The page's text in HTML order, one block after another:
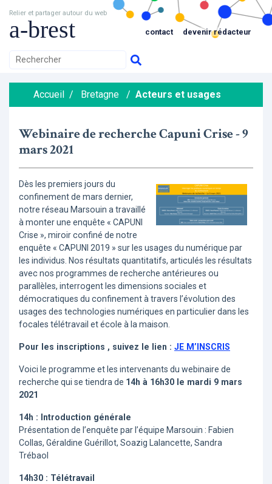
Relier et partager autour du web
a-brest contact devenir rédacteur
Accueil / Bretagne / Acteurs et usages
Webinaire de recherche Capuni Crise - 9
mars 2021
Dès les premiers jours du
confinement de mars dernier,
notre réseau Marsouin a travaillé
à monter une enquête « CAPUNI
Crise », miroir confiné de notre
enquête « CAPUNI 2019 » sur les usages du numérique par
les individus. Nos résultats quantitatifs, articulés les résultats
avec nos programmes de recherche antérieures ou
parallèles, interrogent les dimensions sociales et
démocratiques du confinement à travers l’évolution des
usages des technologies numériques en particulier dans les
focales télétravail et école à la maison.
Pour les inscriptions , suivez le lien : JE M’INSCRIS
Voici le programme et les intervenants du webinaire de
recherche qui se tiendra de 14h à 16h30 le mardi 9 mars
2021
14h : Introduction générale
Présentation de l’enquête par l’équipe Marsouin : Fabien
Collas, Géraldine Guérillot, Soazig Lalancette, Sandra
Trébaol
14h30 : Télétravail